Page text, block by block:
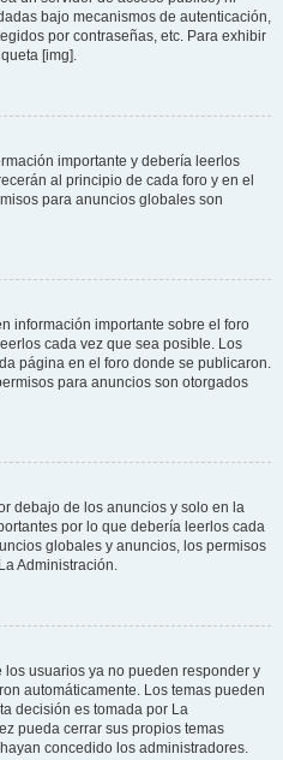
bajo mecanismos de autenticación,
por contraseñas, etc. Para exhibir
[img].
importante y debería leerlos
al principio de cada foro y en el
para anuncios globales son
información importante sobre el foro
cada vez que sea posible. Los
página en el foro donde se publicaron.
para anuncios son otorgados
debajo de los anuncios y solo en la
por lo que debería leerlos cada
globales y anuncios, los permisos
Administración.
los usuarios ya no pueden responder y
automáticamente. Los temas pueden
decisión es tomada por La
pueda cerrar sus propios temas
concedido los administradores.